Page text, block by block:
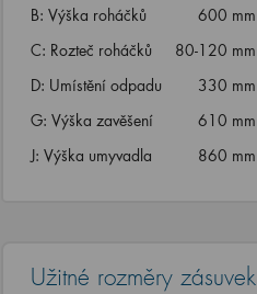
B: Výška roháčků
600 mm
C: Rozteč roháčků
80-120 mm
D: Umístění odpadu
330 mm
G: Výška zavěšení
610 mm
J: Výška umyvadla
860 mm
Užitné rozměry zásuvek